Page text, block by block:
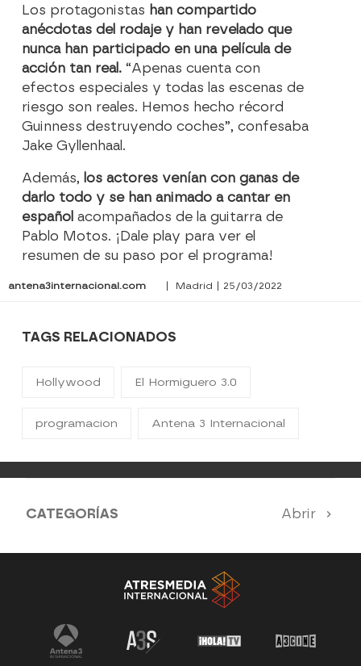
Los protagonistas han compartido
anécdotas del rodaje y han revelado que
nunca han participado en una película de
acción tan real.“Apenas cuenta con
efectos especiales y todas las escenas de
riesgo son reales. Hemos hecho récord
Guinness destruyendo coches”, confesaba
Jake Gyllenhaal.
Además, los actores venían con ganas de
darlo todo y se han animado a cantar en
españolacompañados de la guitarra de
Pablo Motos. ¡Dale play para ver el
resumen de su paso por el programa!
antena3internacional.com | Madrid | 25/03/2022
TAGS RELACIONADOS
Hollywood El Hormiguero 3.0
programacion Antena 3 Internacional
CATEGORÍAS Abrir
Antena 3 Noticias El Hormiguero
Tu cara me suena Pasapalabra